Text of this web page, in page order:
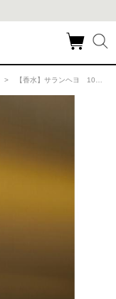
> 【香水】サランヘヨ 10. バニラ ブルーム オードパルファム 100mL SARANGHAEYOの商品詳細